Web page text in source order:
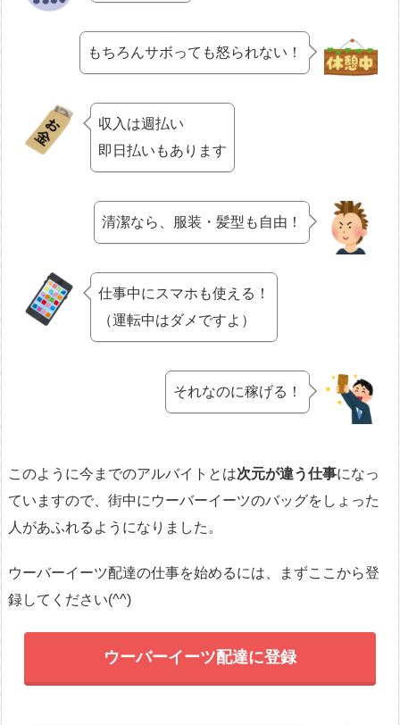
もちろんサボっても怒られない！
収入は週払い
即日払いもあります
清潔なら、服装・髪型も自由！
仕事中にスマホも使える！
（運転中はダメですよ）
それなのに稼げる！
このように今までのアルバイトとは次元が違う仕事になっ
ていますので、街中にウーバーイーツのバッグをしょった
人があふれるようになりました。
ウーバーイーツ配達の仕事を始めるには、まずここから登
録してください(^^)
ウーバーイーツ配達に登録